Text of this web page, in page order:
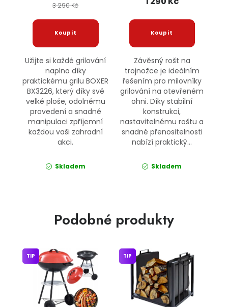
3 290 Kč
Užijte si každé grilování
naplno díky
praktickému grilu BOXER
BX3226, který díky své
velké ploše, odolnému
provedení a snadné
manipulaci zpříjemní
každou vaši zahradní
akci.
Skladem
Závěsný rošt na
trojnožce je ideálním
řešením pro milovníky
grilování na otevřeném
ohni. Díky stabilní
konstrukci,
nastavitelnému roštu a
snadné přenositelnosti
nabízí praktický...
Skladem
Podobné produkty
TIP TIP